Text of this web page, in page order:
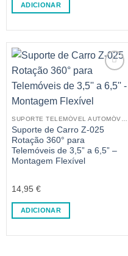
ADICIONAR
Suporte de Carro Z-025
Rotação 360° para
Telemóveis de 3,5” a 6,5” –
Montagem Flexível
14,95 €
ADICIONAR